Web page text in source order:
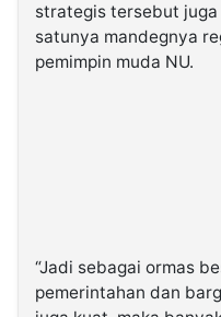
strategis tersebut juga
satunya mandegnya
pemimpin muda NU.
“Jadi sebagai ormas
pemerintahan dan